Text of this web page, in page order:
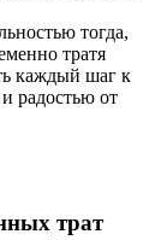
тогда,
тратя
каждый шаг к
радостью от
трат